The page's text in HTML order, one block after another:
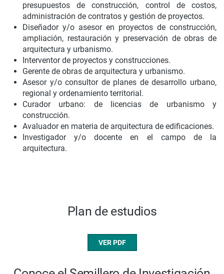
presupuestos de construcción, control de costos,
administración de contratos y gestión de proyectos.
Diseñador y/o asesor en proyectos de construcción,
ampliación, restauración y preservación de obras de
arquitectura y urbanismo.
Interventor de proyectos y construcciones.
Gerente de obras de arquitectura y urbanismo.
Asesor y/o consultor de planes de desarrollo urbano,
regional y ordenamiento territorial.
Curador urbano: de licencias de urbanismo y
construcción.
Avaluador en materia de arquitectura de edificaciones.
Investigador y/o docente en el campo de la
arquitectura.
Plan de estudios
VER PDF